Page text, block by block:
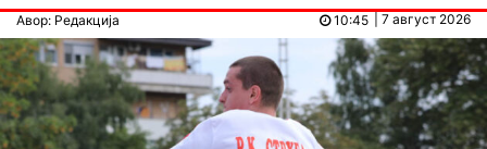
Авор: Редакција | 7 август 2026
10:45